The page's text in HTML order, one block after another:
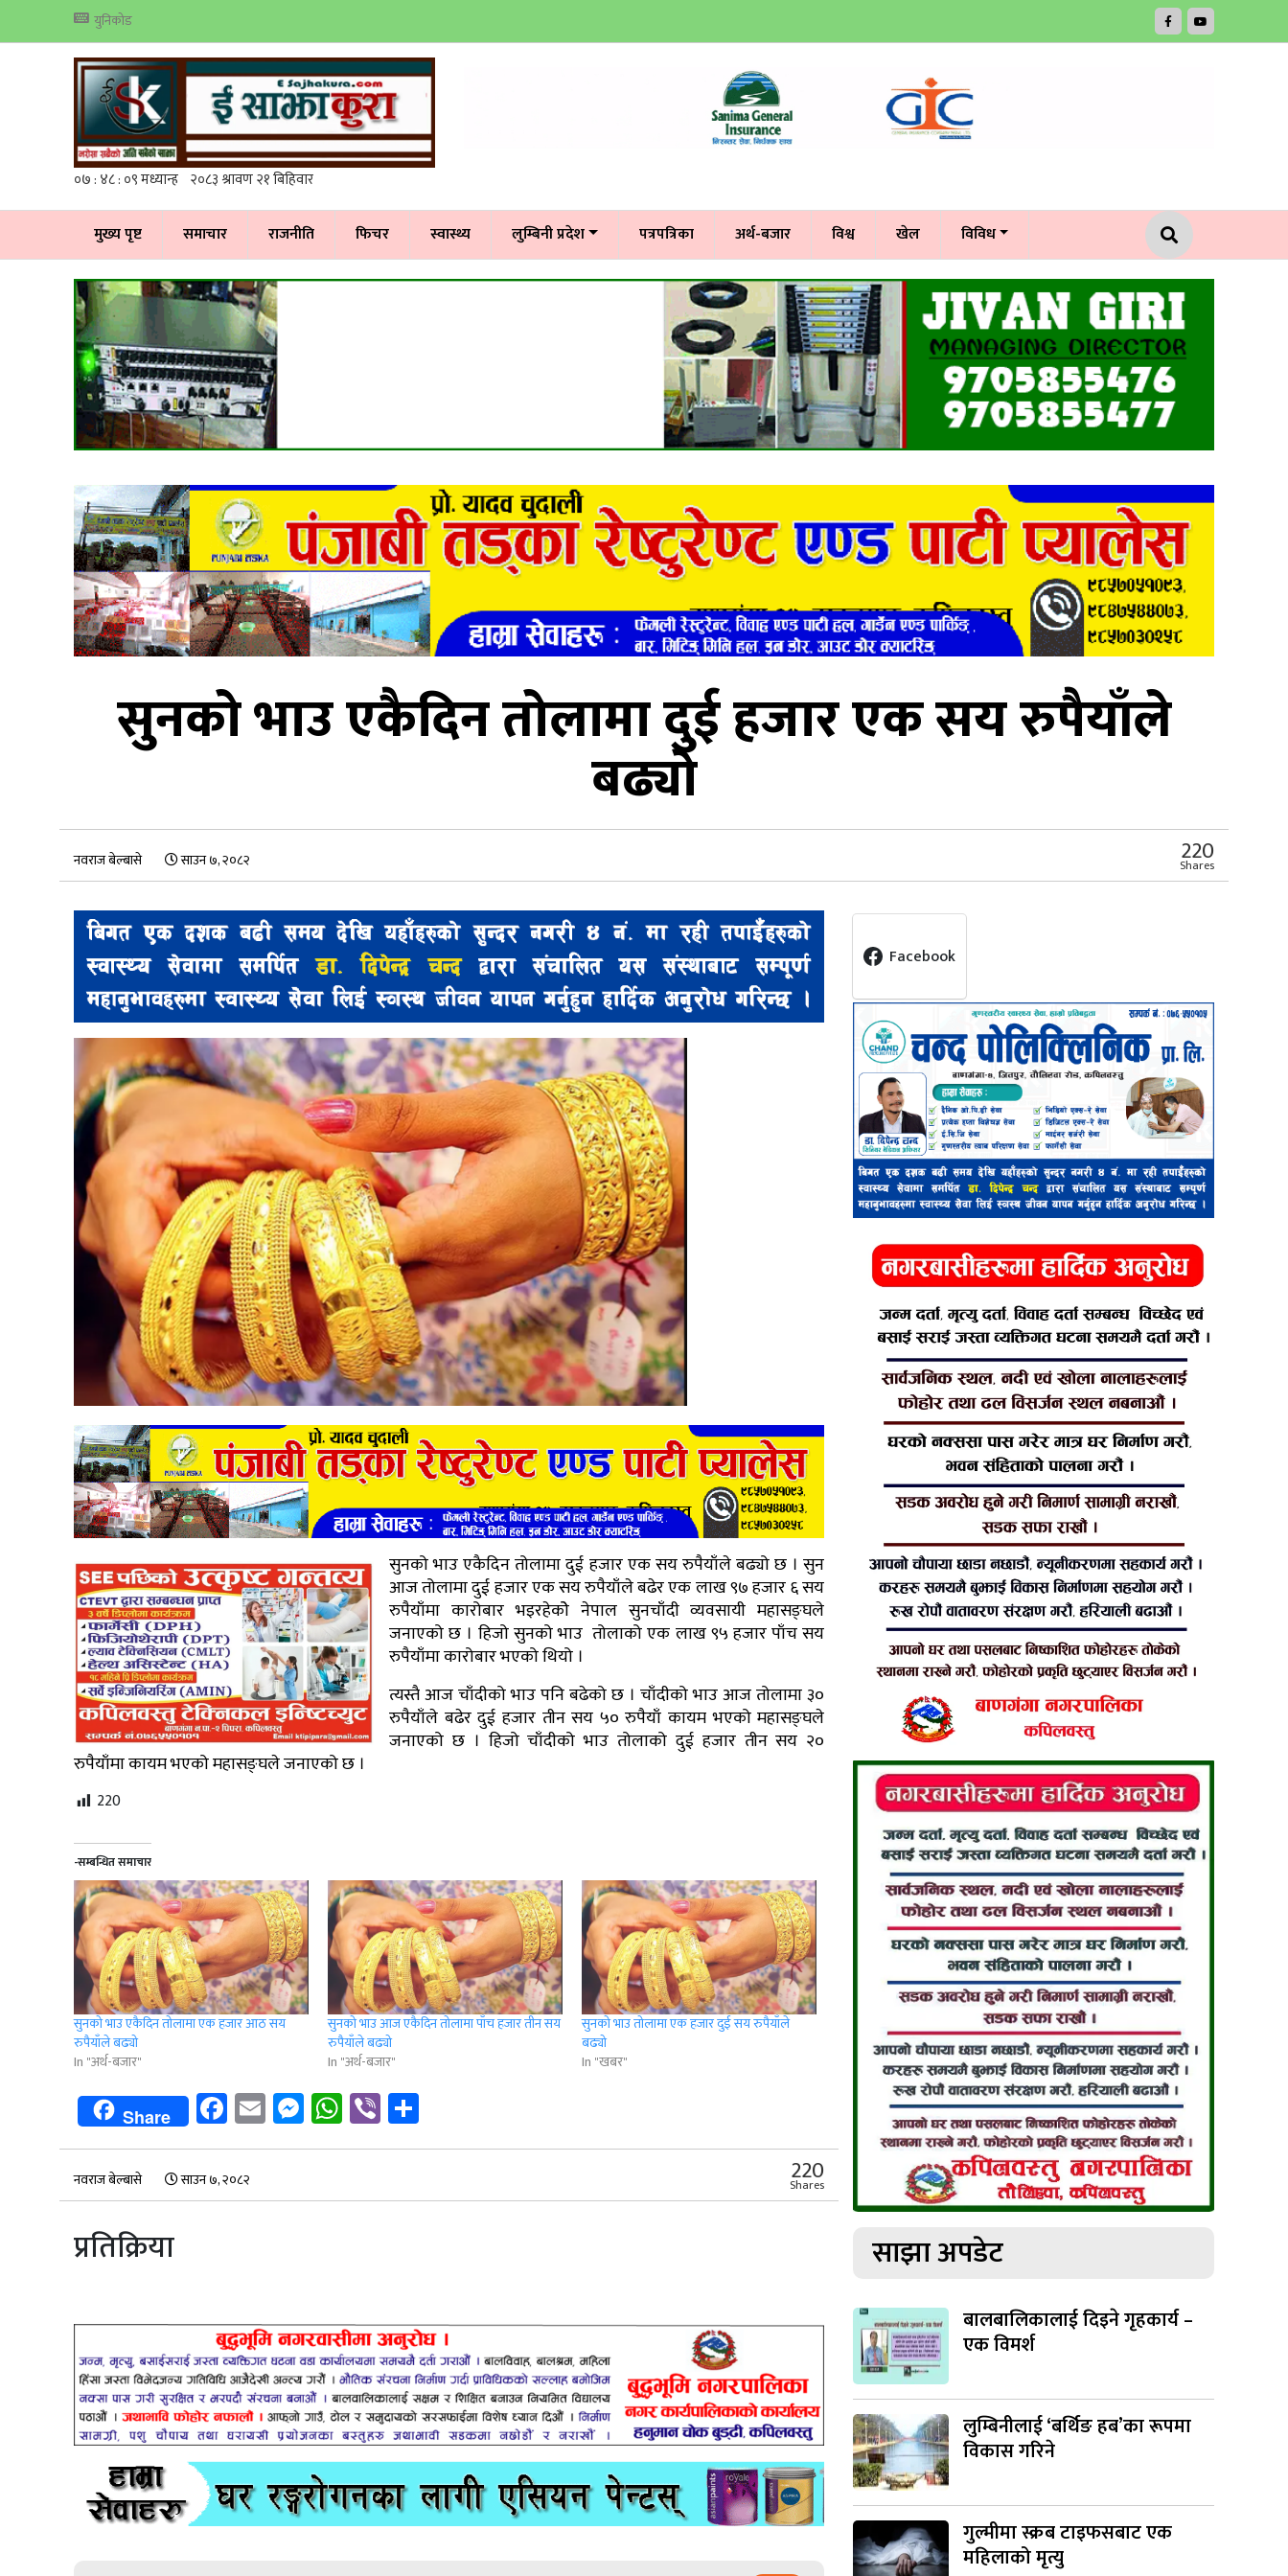
युनिकोड
मुख्य पृष्ट समाचार राजनीति फिचर स्वास्थ्य लुम्बिनी प्रदेश पत्रपत्रिका अर्थ-बजार विश्व खेल विविध
सुनको भाउ एकैदिन तोलामा दुई हजार एक सय रुपैयाँले
बढ्यो
नवराज बेल्बासे साउन ७, २०८२ 220
Shares
सुनको भाउ एकैदिन तोलामा दुई हजार एक सय रुपैयाँले बढ्यो छ । सुन
आज तोलामा दुई हजार एक सय रुपैयाँले बढेर एक लाख ९७ हजार ६ सय
रुपैयाँमा कारोबार भइरहेकोे नेपाल सुनचाँदी व्यवसायी महासङ्घले
जनाएको छ । हिजो सुनको भाउ तोलाको एक लाख ९५ हजार पाँच सय
रुपैयाँमा कारोबार भएको थियो ।
त्यस्तै आज चाँदीको भाउ पनि बढेको छ । चाँदीको भाउ आज तोलामा ३०
रुपैयाँले बढेर दुई हजार तीन सय ५० रुपैयाँ कायम भएको महासङ्घले
जनाएको छ । हिजो चाँदीको भाउ तोलाको दुई हजार तीन सय २०
रुपैयाँमा कायम भएको महासङ्घले जनाएको छ ।
220
-सम्बन्धित समाचार
सुनको भाउ एकैदिन तोलामा एक हजार आठ सय
रुपैयाँले बढ्यो
In "अर्थ-बजार"
सुनको भाउ आज एकैदिन तोलामा पाँच हजार तीन सय
रुपैयाँले बढ्यो
In "अर्थ-बजार"
सुनको भाउ तोलामा एक हजार दुई सय रुपैयाँले
बढ्यो
In "खबर"
Share Facebook
EmailMessenger
WhatsApp
Viber
नवराज बेल्बासे साउन ७, २०८२ 220
Shares
प्रतिक्रिया
Facebook
साझा अपडेट
बालबालिकालाई दिइने गृहकार्य –
एक विमर्श
लुम्बिनीलाई ‘बर्थिङ हब’का रूपमा
विकास गरिने
गुल्मीमा स्क्रब टाइफसबाट एक
महिलाको मृत्यु